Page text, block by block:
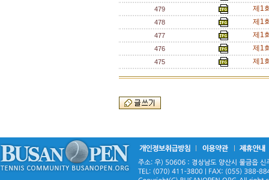
479 제1
478 제1
477 제1
476 제1
475 제1